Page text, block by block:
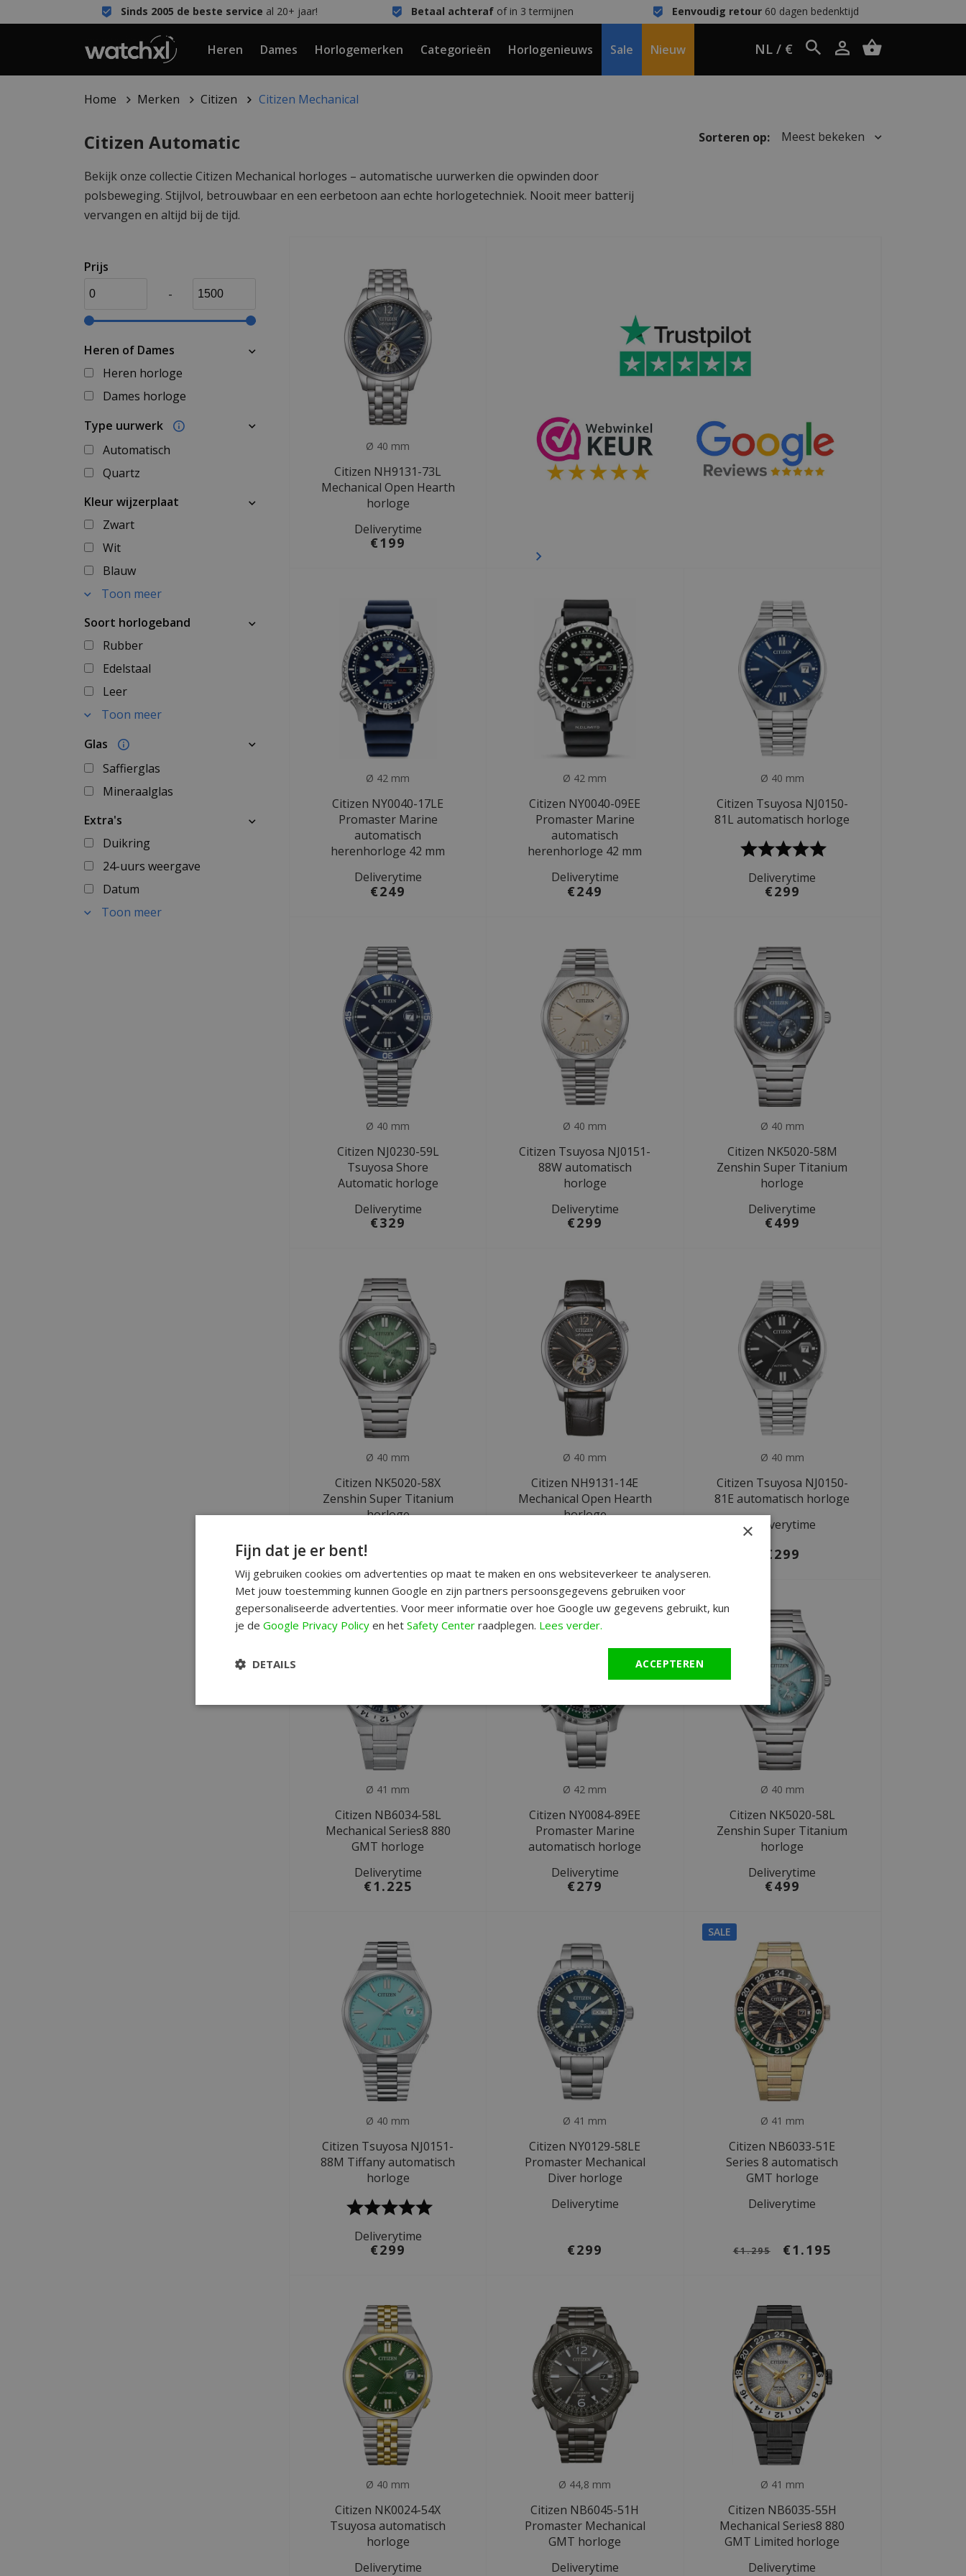
Sinds 2005 de beste service al 20+ jaar! Betaal achterafof in 3 termijnen Eenvoudig retour60 dagen bedenktijd
Heren Dames Horlogemerken Categorieën Horlogenieuws Sale Nieuw NL / €
Home Merken Citizen Citizen Mechanical
Citizen Automatic
Bekijk onze collectie Citizen Mechanical horloges – automatische uurwerken die opwinden door
polsbeweging. Stijlvol, betrouwbaar en een eerbetoon aan echte horlogetechniek. Nooit meer batterij
vervangen en altijd bij de tijd.
Sorteren op: Meest bekeken
Prijs
-
Heren of Dames
Heren horloge
Dames horloge
Type uurwerk
Automatisch
Quartz
Kleur wijzerplaat
Zwart
Wit
Blauw
Toon meer
Soort horlogeband
Rubber
Edelstaal
Leer
Toon meer
Glas
Saffierglas
Mineraalglas
Extra's
Duikring
24-uurs weergave
Datum
Toon meer
Ø 40 mm
Citizen NH9131-73L
Mechanical Open Hearth
horloge
Deliverytime
€199
Ø 42 mm
Citizen NY0040-17LE
Promaster Marine
automatisch
herenhorloge 42 mm
Deliverytime
€249
Ø 42 mm
Citizen NY0040-09EE
Promaster Marine
automatisch
herenhorloge 42 mm
Deliverytime
€249
Ø 40 mm
Citizen Tsuyosa NJ0150-
81L automatisch horloge
Deliverytime
€299
Ø 40 mm
Citizen NJ0230-59L
Tsuyosa Shore
Automatic horloge
Deliverytime
€329
Ø 40 mm
Citizen Tsuyosa NJ0151-
88W automatisch
horloge
Deliverytime
€299
Ø 40 mm
Citizen NK5020-58M
Zenshin Super Titanium
horloge
Deliverytime
€499
Ø 40 mm
Citizen NK5020-58X
Zenshin Super Titanium
horloge
Ø 40 mm
Citizen NH9131-14E
Mechanical Open Hearth
horloge
Ø 40 mm
Citizen Tsuyosa NJ0150-
81E automatisch horloge
Deliverytime
€299
Ø 41 mm
Citizen NB6034-58L
Mechanical Series8 880
GMT horloge
Deliverytime
€1.225
Ø 42 mm
Citizen NY0084-89EE
Promaster Marine
automatisch horloge
Deliverytime
€279
Ø 40 mm
Citizen NK5020-58L
Zenshin Super Titanium
horloge
Deliverytime
€499
Ø 40 mm
Citizen Tsuyosa NJ0151-
88M Tiffany automatisch
horloge
Deliverytime
€299
Ø 41 mm
Citizen NY0129-58LE
Promaster Mechanical
Diver horloge
Deliverytime
€299
SALE
Ø 41 mm
Citizen NB6033-51E
Series 8 automatisch
GMT horloge
Deliverytime
€1.295 €1.195
Ø 40 mm
Citizen NK0024-54X
Tsuyosa automatisch
horloge
Deliverytime
Ø 44,8 mm
Citizen NB6045-51H
Promaster Mechanical
GMT horloge
Deliverytime
Ø 41 mm
Citizen NB6035-55H
Mechanical Series8 880
GMT Limited horloge
Deliverytime
×
Fijn dat je er bent!
Wij gebruiken cookies om advertenties op maat te maken en ons websiteverkeer te analyseren.
Met jouw toestemming kunnen Google en zijn partners persoonsgegevens gebruiken voor
gepersonaliseerde advertenties. Voor meer informatie over hoe Google uw gegevens gebruikt, kun
je de Google Privacy Policy en het Safety Center raadplegen. Lees verder.
ACCEPTEREN
DETAILS